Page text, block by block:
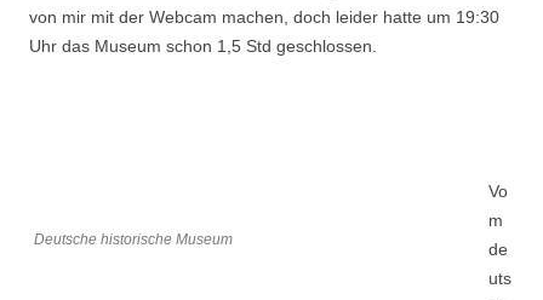
von mir mit der Webcam machen, doch leider hatte um 19:30
Uhr das Museum schon 1,5 Std geschlossen.
Deutsche historische Museum
Vo
m
de
uts